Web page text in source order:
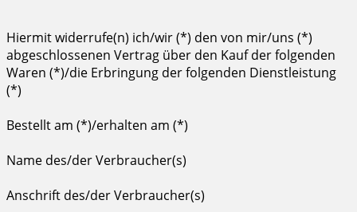
Hiermit widerrufe(n) ich/wir (*) den von mir/uns (*)
abgeschlossenen Vertrag über den Kauf der folgenden
Waren (*)/die Erbringung der folgenden Dienstleistung
(*)
Bestellt am (*)/erhalten am (*)
Name des/der Verbraucher(s)
Anschrift des/der Verbraucher(s)